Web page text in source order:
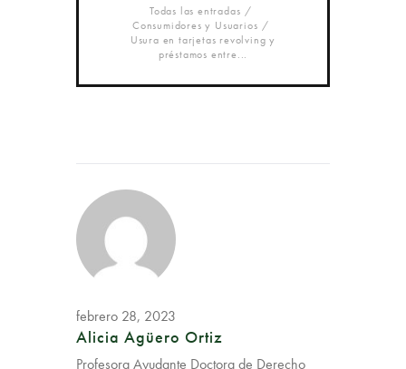
Todas las entradas
Consumidores y Usuarios
Usura en tarjetas revolving y
préstamos entre...
febrero 28, 2023
Alicia Agüero Ortiz
Profesora Ayudante Doctora de Derecho